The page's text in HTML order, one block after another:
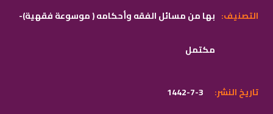
بها من مسائل الفقه وأحكامه ( موسوعة فقهية)-
مكتمل
:التصنيف
1442-7-3 :تاريخ النشر